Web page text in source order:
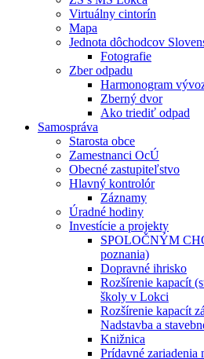
Virtuálny cintorín
Mapa
Jednota dôchodcov
Fotografie
Zber odpadu
Harmonogram
Zberný dvor
Ako triediť odpad
Samospráva
Starosta obce
Zamestnanci OcÚ
Obecné zastupiteľstvo
Hlavný kontrolór
Záznamy
Úradné hodiny
Investície a projekty
SPOLOČNÝM
poznania)
Dopravné ihrisko
Rozšírenie kapacít
školy v Lokci
Rozšírenie kapacít
Nadstavba a
Knižnica
Prídavné zariadenia